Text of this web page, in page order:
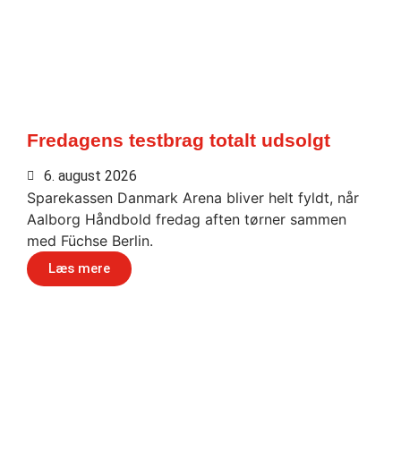
Fredagens testbrag totalt udsolgt
6. august 2026
Sparekassen Danmark Arena bliver helt fyldt, når
Aalborg Håndbold fredag aften tørner sammen
med Füchse Berlin.
Læs mere